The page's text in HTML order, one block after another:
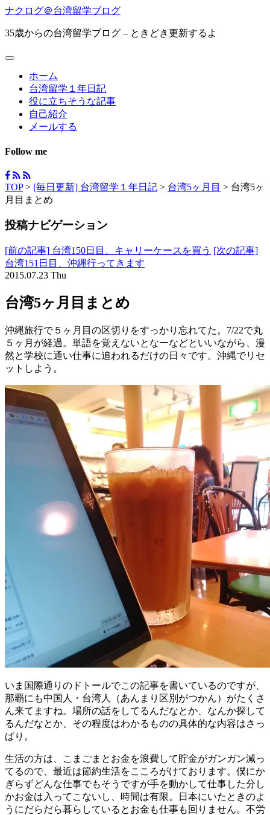
ナクログ＠台湾留学ブログ
35歳からの台湾留学ブログ – ときどき更新するよ
ホーム
台湾留学１年日記
役に立ちそうな記事
自己紹介
メールする
Follow me
TOP> [毎日更新] 台湾留学１年日記 > 台湾5ヶ月目 > 台湾5ヶ
月目まとめ
投稿ナビゲーション
[前の記事] 台湾150日目、キャリーケースを買う [次の記事]
台湾151日目、沖縄行ってきます
2015.07.23 Thu
台湾5ヶ月目まとめ
沖縄旅行で５ヶ月目の区切りをすっかり忘れてた。7/22で丸
５ヶ月が経過。単語を覚えないとなーなどといいながら、漫
然と学校に通い仕事に追われるだけの日々です。沖縄でリセ
ットしよう。
いま国際通りのドトールでこの記事を書いているのですが、
那覇にも中国人・台湾人（あんまり区別がつかん）がたくさ
ん来てますね。場所の話をしてるんだなとか、なんか探して
るんだなとか、その程度はわかるものの具体的な内容はさっ
ぱり。
生活の方は、こまごまとお金を浪費して貯金がガンガン減っ
てるので、最近は節約生活をこころがけております。僕にか
ぎらずどんな仕事でもそうですが手を動かして仕事した分し
かお金は入ってこないし、時間は有限。日本にいたときのよ
うにだらだら暮らしているとお金も仕事も回りません。不労